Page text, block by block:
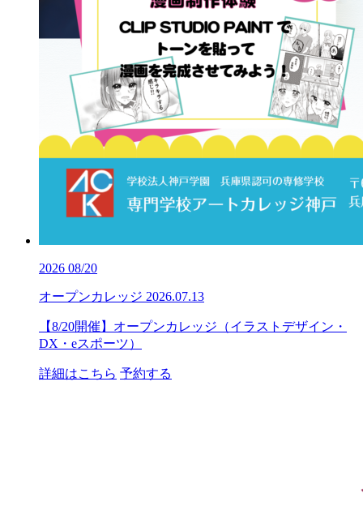
2026 08/20
オープンカレッジ 2026.07.13
【8/20開催】オープンカレッジ（イラストデザイン・
DX・eスポーツ）
詳細はこちら 予約する